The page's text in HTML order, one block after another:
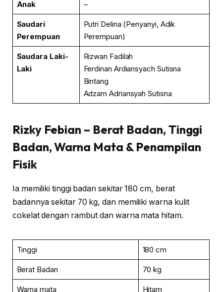
Anak –
Saudari
Perempuan
Putri Delina (Penyanyi, Adik
Perempuan)
Saudara Laki-
Laki
Rizwan Fadilah
Ferdinan Ardiansyach Sutisna
Bintang
Adzam Adriansyah Sutisna
Rizky Febian – Berat Badan, Tinggi
Badan, Warna Mata & Penampilan
Fisik
Ia memiliki tinggi badan sekitar 180 cm, berat
badannya sekitar 70 kg, dan memiliki warna kulit
cokelat dengan rambut dan warna mata hitam.
Tinggi 180 cm
Berat Badan 70 kg
Warna mata Hitam